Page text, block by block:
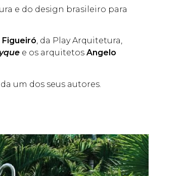
e do design brasileiro para
Figueiró, da Play Arquitetura,
e os arquitetos Angelo
um dos seus autores.